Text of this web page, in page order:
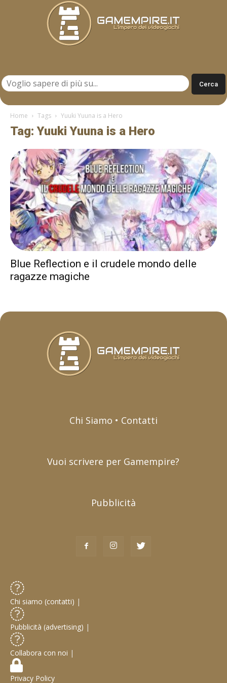
Home Tags Yuuki Yuuna is a Hero
Tag: Yuuki Yuuna is a Hero
Blue Reflection e il crudele mondo delle
ragazze magiche
Chi Siamo • Contatti
Vuoi scrivere per Gamempire?
Pubblicità
Chi siamo (contatti) |
Pubblicità (advertising) |
Collabora con noi |
Privacy Policy